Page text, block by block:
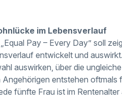
im Lebensverlauf
Pay – Every Day” soll
entwickelt und
auswirken, über die
entstehen oftmals
fünfte Frau ist im